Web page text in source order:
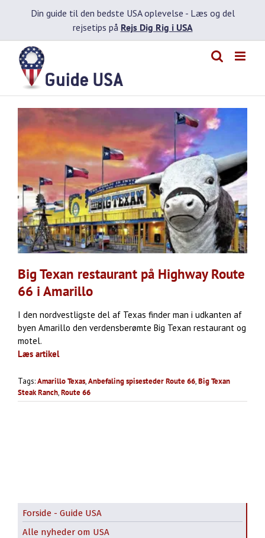
Din guide til den bedste USA oplevelse - Læs og del
rejsetips på Rejs Dig Rig i USA
Big Texan restaurant på Highway Route
66 i Amarillo
I den nordvestligste del af Texas finder man i udkanten af
byen Amarillo den verdensberømte Big Texan restaurant og
motel.
Læs artikel
Tags:Amarillo Texas,Anbefaling spisesteder Route 66,Big Texan
Steak Ranch,Route 66
Forside - Guide USA
Alle nyheder om USA